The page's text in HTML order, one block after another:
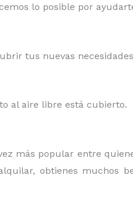
lo posible por
tus nuevas
al aire libre está cubierto.
más popular entre
obtienes muchos